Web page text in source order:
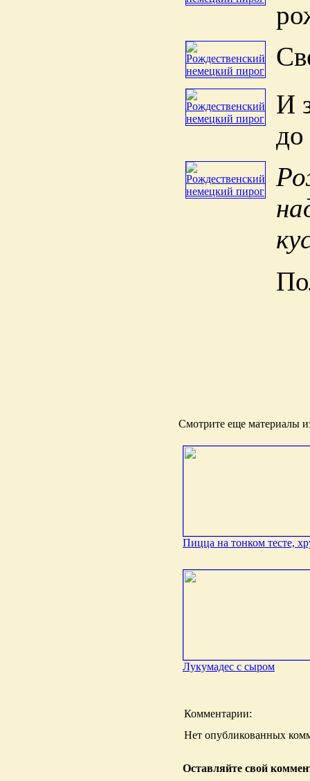
И
Смотрите еще материалы
Пицца на тонком тесте,
Лукумадес с сыром
Комментарии:
Нет опубликованных
Оставляйте свой